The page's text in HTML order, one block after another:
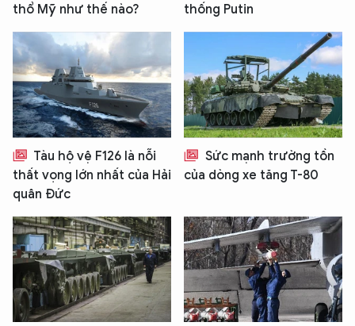
thổ Mỹ như thế nào?
thống Putin
Tàu hộ vệ F126 là nỗi
thất vọng lớn nhất của Hải
quân Đức
Sức mạnh trường tồn
của dòng xe tăng T-80